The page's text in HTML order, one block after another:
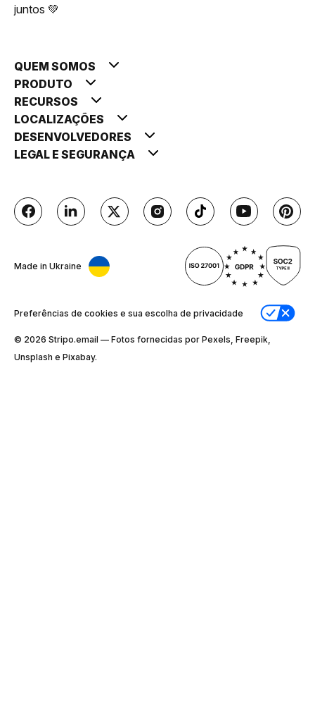
juntos 💚
QUEM SOMOS
PRODUTO
RECURSOS
LOCALIZAÇÕES
DESENVOLVEDORES
LEGAL E SEGURANÇA
Made in Ukraine
Preferências de cookies e sua escolha de privacidade
© 2026 Stripо.email — Fotos fornecidas por Pexels, Freepik,
Unsplash e Pixabay.